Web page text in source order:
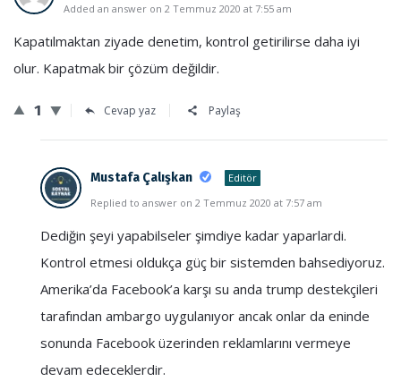
Added an answer on 2 Temmuz 2020 at 7:55 am
Kapatılmaktan ziyade denetim, kontrol getirilirse daha iyi
olur. Kapatmak bir çözüm değildir.
1 Cevap yaz Paylaş
Mustafa Çalışkan
Editör
Replied to answer on 2 Temmuz 2020 at 7:57 am
Dediğin şeyi yapabilseler şimdiye kadar yaparlardi.
Kontrol etmesi oldukça güç bir sistemden bahsediyoruz.
Amerika’da Facebook’a karşı su anda trump destekçileri
tarafından ambargo uygulanıyor ancak onlar da eninde
sonunda Facebook üzerinden reklamlarını vermeye
devam edeceklerdir.